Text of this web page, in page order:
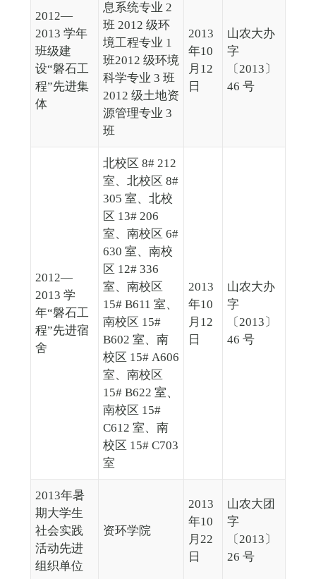
2012—
2013 学年
班级建
设“磐石工
程”先进集
体
息系统专业 2
班 2012 级环
境工程专业 1
班2012 级环境
科学专业 3 班
2012 级土地资
源管理专业 3
班
2013
年10
月12
日
山农大办
字
〔2013〕
46 号
2012—
2013 学
年“磐石工
程”先进宿
舍
北校区 8# 212
室、北校区 8#
305 室、北校
区 13# 206
室、南校区 6#
630 室、南校
区 12# 336
室、南校区
15# B611 室、
南校区 15#
B602 室、南
校区 15# A606
室、南校区
15# B622 室、
南校区 15#
C612 室、南
校区 15# C703
室
2013
年10
月12
日
山农大办
字
〔2013〕
46 号
2013年暑
期大学生
社会实践
活动先进
组织单位
资环学院
2013
年10
月22
日
山农大团
字
〔2013〕
26 号